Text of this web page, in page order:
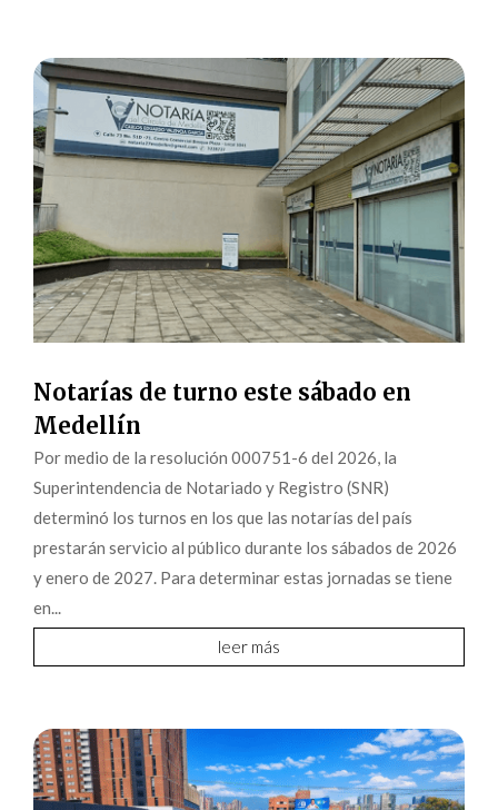
Notarías de turno este sábado en
Medellín
Por medio de la resolución 000751-6 del 2026, la
Superintendencia de Notariado y Registro (SNR)
determinó los turnos en los que las notarías del país
prestarán servicio al público durante los sábados de 2026
y enero de 2027. Para determinar estas jornadas se tiene
en...
leer más